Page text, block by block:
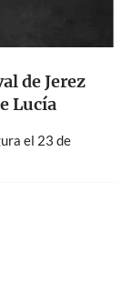
de Jerez
Lucía
el 23 de